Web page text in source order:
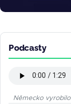
Podcasty
Německo